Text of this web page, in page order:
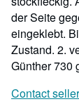
der Seite
eingeklebt.
Zustand. 2.
Günther 730
Contact seller